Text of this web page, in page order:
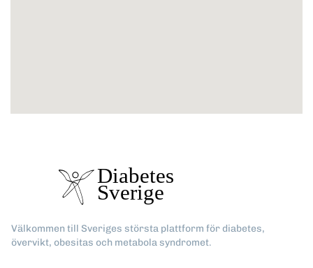
Välkommen till Sveriges största plattform för diabetes,
övervikt, obesitas och metabola syndromet.